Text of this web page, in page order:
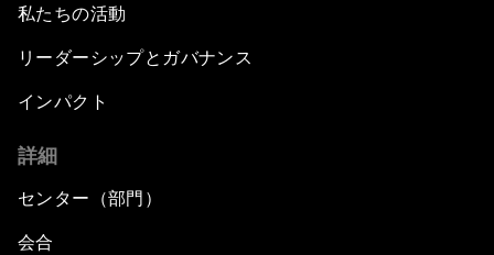
私たちの活動
リーダーシップとガバナンス
インパクト
詳細
センター（部門）
会合